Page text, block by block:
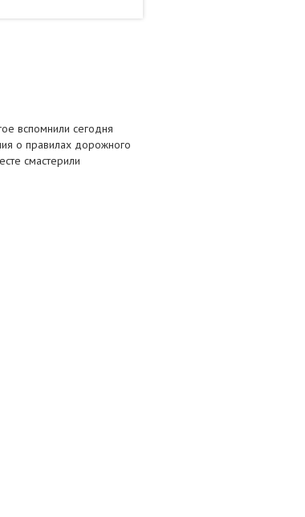
вспомнили сегодня
о правилах дорожного
смастерили